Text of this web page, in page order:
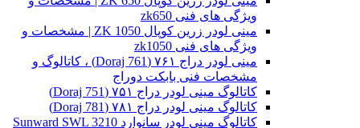
ویژگی های فنی zk650
مینی لودر زرین کوپال ZK 1050 | مشخصات و
ویژگی های فنی zk1050
مینی لودر دراج ۷۶۱ (Doraj 761) ، کاتالوگ و
مشخصات فنی بابکت دوراج
کاتالوگ مینی لودر دراج ۷۵۱ (Doraj 751)
کاتالوگ مینی لودر دراج ۷۸۱ (Doraj 781)
کاتالوگ مینی لودر سانوارد Sunward SWL 3210